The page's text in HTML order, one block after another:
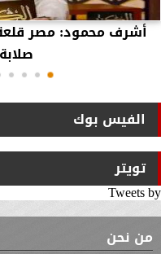
أشرف محمود: مصر قلعة
الفيس بوك
تويتر
Tweets by
من نحن